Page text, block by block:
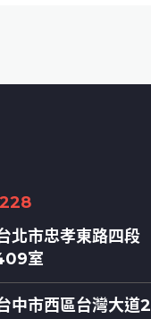
北市忠孝東路四段
室
中市西區台灣大道2